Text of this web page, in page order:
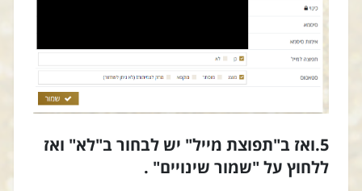
5.ואז ב"תפוצת מייל" יש לבחור ב"לא" ואז
ללחוץ על "שמור שינויים" .